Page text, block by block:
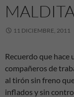
11 DICIEMBRE, 2011
Recuerdo que hace
compañeros de
al tirón sin freno
inflados y sin